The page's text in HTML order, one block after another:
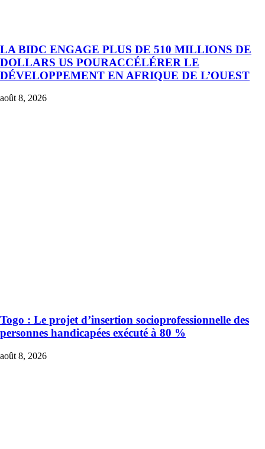
LA BIDC ENGAGE PLUS DE 510 MILLIONS DE
DOLLARS US POURACCÉLÉRER LE
DÉVELOPPEMENT EN AFRIQUE DE L’OUEST
août 8, 2026
Togo : Le projet d’insertion socioprofessionnelle des
personnes handicapées exécuté à 80 %
août 8, 2026